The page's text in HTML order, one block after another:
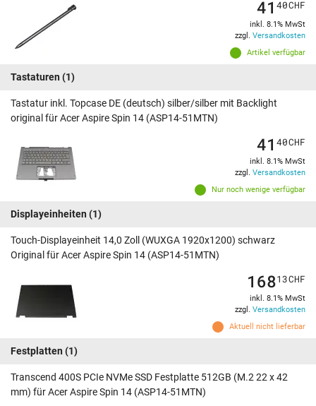
Artikel verfügbar
41 40CHF
inkl. 8.1% MwSt
zzgl. Versandkosten
Tastaturen (1)
Tastatur inkl. Topcase DE (deutsch) silber/silber mit Backlight
original für Acer Aspire Spin 14 (ASP14-51MTN)
Nur noch wenige verfügbar
41 40CHF
inkl. 8.1% MwSt
zzgl. Versandkosten
Displayeinheiten (1)
Touch-Displayeinheit 14,0 Zoll (WUXGA 1920x1200) schwarz
Original für Acer Aspire Spin 14 (ASP14-51MTN)
Aktuell nicht lieferbar
16813CHF
inkl. 8.1% MwSt
zzgl. Versandkosten
Festplatten (1)
Transcend 400S PCIe NVMe SSD Festplatte 512GB (M.2 22 x 42
mm) für Acer Aspire Spin 14 (ASP14-51MTN)